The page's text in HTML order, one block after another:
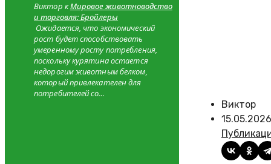
Виктор
Виктор кМировое животноводство
и торговля: Бройлеры
Ожидается, что экономический
рост будет способствовать
умеренному росту потребления,
поскольку курятина остается
недорогим животным белком,
который привлекателен для
потребителей со…